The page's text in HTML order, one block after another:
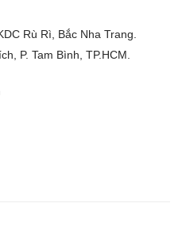
Rù Rì, Bắc Nha Trang.
P. Tam Bình, TP.HCM.